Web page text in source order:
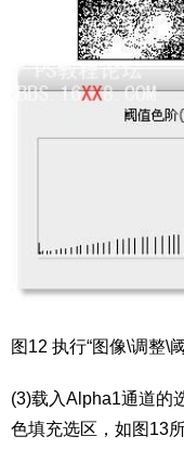
图12 执行“图像\调整\
(3)载入Alpha1通道的
色填充选区，如图13所